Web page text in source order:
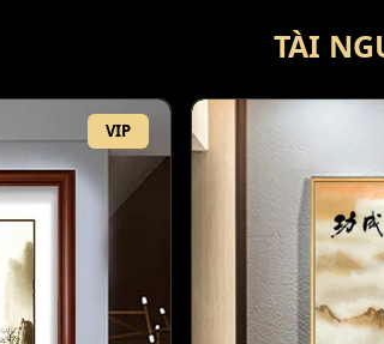
TÀI
VIP